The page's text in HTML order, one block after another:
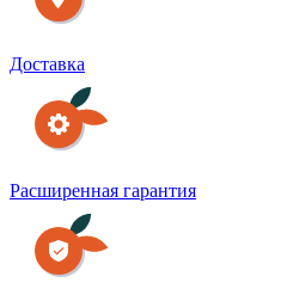
Доставка
Расширенная гарантия